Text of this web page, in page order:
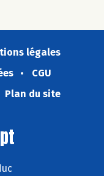
légales
CGU
Plan du site